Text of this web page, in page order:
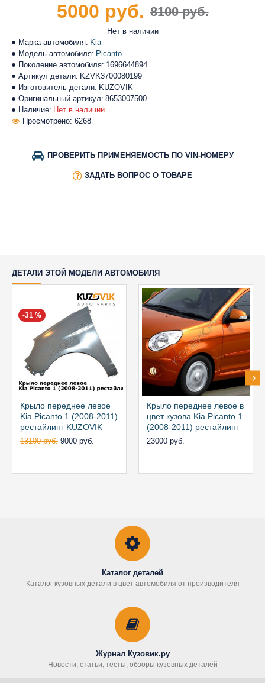
Наличие: Нет в наличии
Марка автомобиля: Kia
Модель автомобиля: Picanto
Поколение автомобиля: 1696644894
Артикул детали: KZVK3700080199
Изготовитель детали: KUZOVIK
Оригинальный артикул: 8653007500
Просмотрено: 6268
Нет в наличии
8100 руб.
5000 руб.
ПРОВЕРИТЬ ПРИМЕНЯЕМОСТЬ ПО VIN-НОМЕРУ
ЗАДАТЬ ВОПРОС О ТОВАРЕ
ДЕТАЛИ ЭТОЙ МОДЕЛИ АВТОМОБИЛЯ
-31 %
Крыло переднее левое
Kia Picanto 1 (2008-2011)
рестайлинг KUZOVIK
13100 руб. 9000 руб.
Крыло переднее левое в
цвет кузова Kia Picanto 1
(2008-2011) рестайлинг
23000 руб.
Каталог деталей
Каталог кузовных детали в цвет автомобиля от производителя
Журнал Кузовик.ру
Новости, статьи, тесты, обзоры кузовных деталей